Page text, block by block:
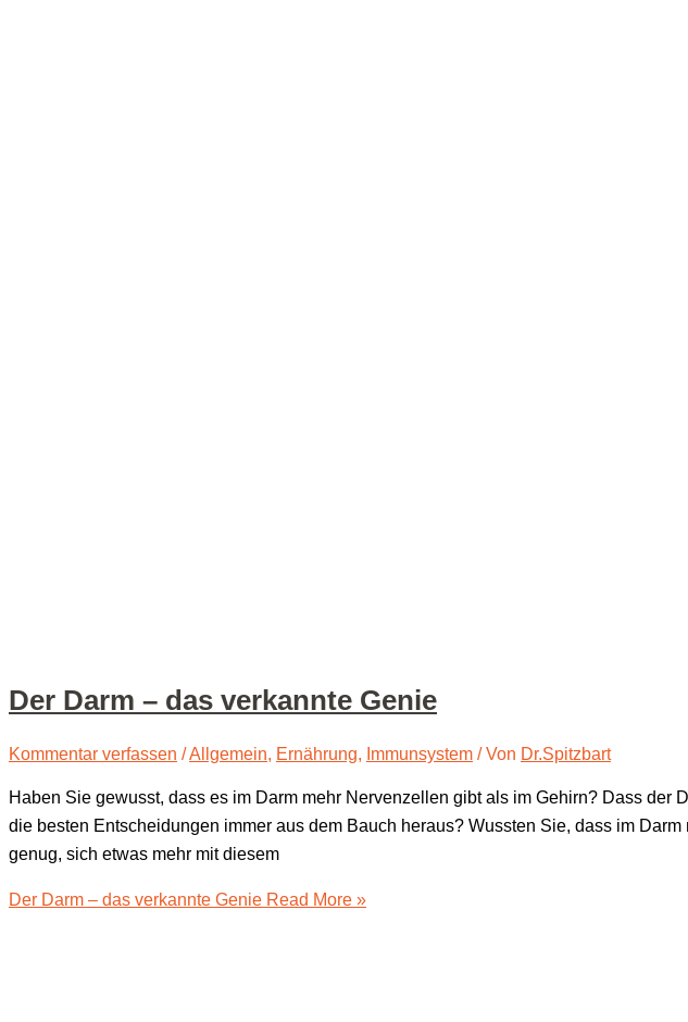
Der Darm – das ver­kann­te Genie
Kommentar verfassen /Allgemein, Ernährung, Immunsystem / Von Dr.Spitzbart
Haben Sie gewusst, dass es im Darm mehr Ner­ven­zel­len gibt als im Gehirn? Dass
die bes­ten Ent­schei­dun­gen immer aus dem Bauch her­aus? Wuss­ten Sie, dass im
genug, sich etwas mehr mit diesem
Der Darm – das ver­kann­te Genie Read More »